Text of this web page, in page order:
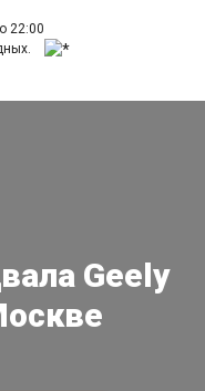
22:00
Geely